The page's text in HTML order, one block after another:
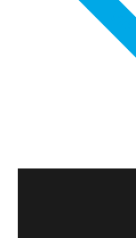
VIP